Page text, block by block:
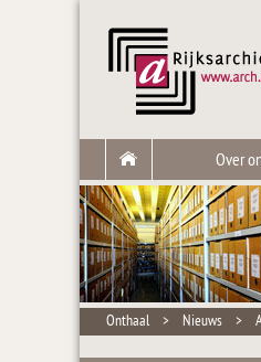
Over
Onthaal > Nieuws >